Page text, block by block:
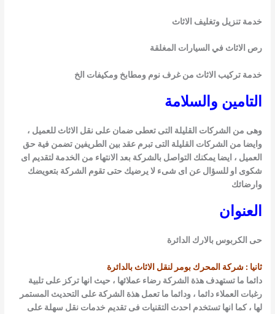
تنزيل وتغليف الاثاث
الاثاث في السيارات المغلقة
تركيب الاثاث من غرف نوم ومطابخ ومكيفات الخ
والسلامة
من الشركات القليلة التى تعطى ضمان على نقل الاثاث للعميل ،
من الشركات القليلة التى تبرم عقد بين الطريفين تضمن فية حق
، ايضا يمكنك التواصل بالشركة بعد الانتهاء من الخدمة لتقديم اى
او للسؤال عن اى شىء لا يرضيك حتى تقوم الشركة بتعويضك
الكربوس بالارك الدائرة
: شركة المحرك بومر لنقل الاثاث بالدائرة
ما تستهدف هذة الشركة رضاء عملائها ، حيث انها تركز على تلبية
العملاء دائما ، ودائما ما تعمل هذة الشركة على التحديث المستمر
، كما انها تستخدم احدث التقنيات فى تقديم خدمات نقل سهلة على